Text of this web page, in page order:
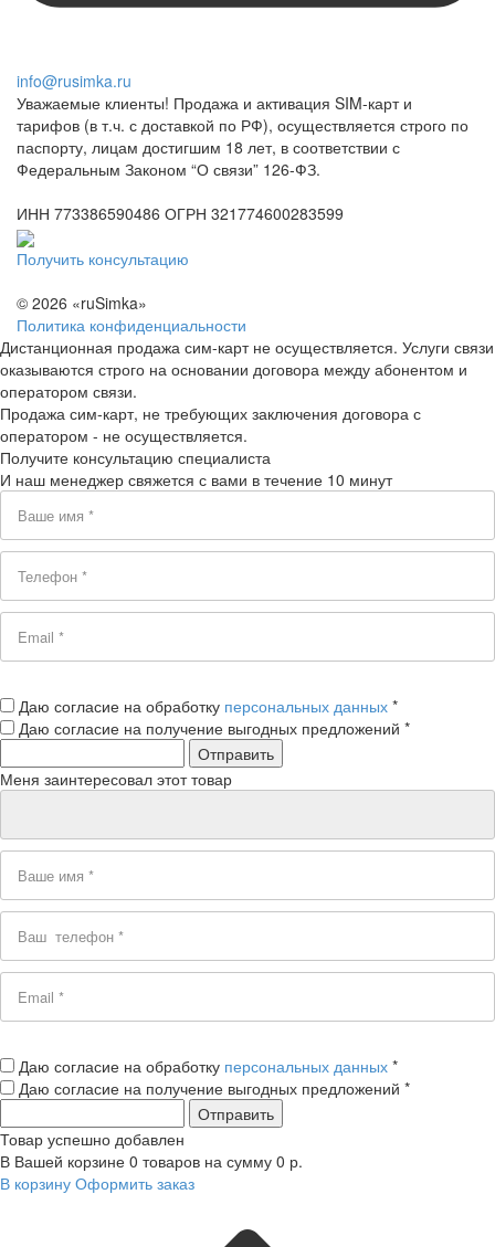
info@rusimka.ru
Уважаемые клиенты! Продажа и активация SIM-карт и
тарифов (в т.ч. с доставкой по РФ), осуществляется строго по
паспорту, лицам достигшим 18 лет, в соответствии с
Федеральным Законом “О связи” 126-ФЗ.
ИНН 773386590486 ОГРН 321774600283599
Получить консультацию
© 2026 «ruSimka»
Политика конфиденциальности
Дистанционная продажа сим-карт не осуществляется. Услуги связи
оказываются строго на основании договора между абонентом и
оператором связи.
Продажа сим-карт, не требующих заключения договора с
оператором - не осуществляется.
Получите консультацию специалиста
И наш менеджер свяжется с вами в течение 10 минут
Даю согласие на обработку персональных данных *
Даю согласие на получение выгодных предложений *
Меня заинтересовал этот товар
Даю согласие на обработку персональных данных *
Даю согласие на получение выгодных предложений *
Товар успешно добавлен
В Вашей корзине 0 товаров на сумму 0 р.
В корзину Оформить заказ